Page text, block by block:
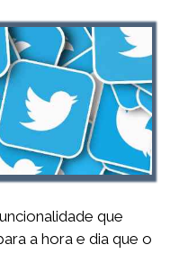
que
a hora e dia que o